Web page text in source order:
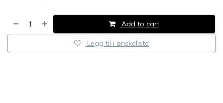
Add to cart
Legg til i ønskeliste